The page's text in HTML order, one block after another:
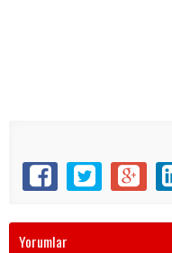
Yorumlar